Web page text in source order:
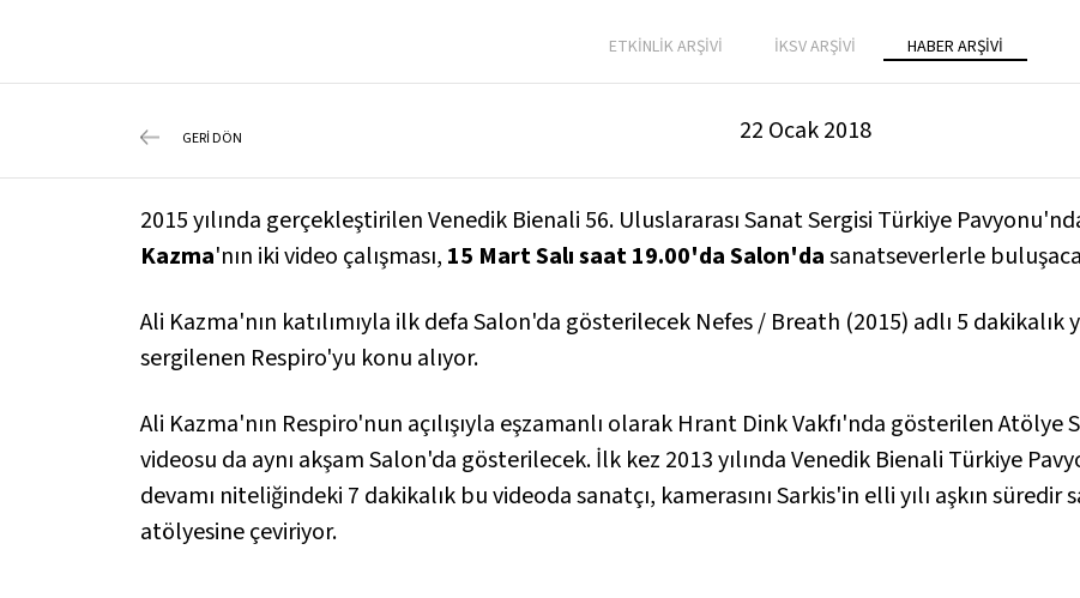
ETKİNLİK ARŞİVİ İKSV ARŞİVİ HABER ARŞİVİ
GERİ DÖN 22 Ocak 2018
2015 yılında gerçekleştirilen Venedik Bienali 56. Uluslararası Sanat Sergisi Türkiye
Kazma'nın iki video çalışması, 15 Mart Salı saat 19.00'da Salon'dasanatseverlerle
Ali Kazma'nın katılımıyla ilk defa Salon'da gösterilecek Nefes / Breath (2015) adlı 5
sergilenen Respiro'yu konu alıyor.
Ali Kazma'nın Respiro'nun açılışıyla eşzamanlı olarak Hrant Dink Vakfı'nda gösterilenAtölye
videosu da aynı akşam Salon'da gösterilecek. İlk kez 2013 yılında Venedik Bienali Türkiye
devamı niteliğindeki 7 dakikalık bu videoda sanatçı, kamerasını Sarkis'in elli yılı aşkın
atölyesine çeviriyor.